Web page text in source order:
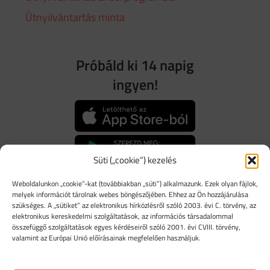
Süti („cookie”) kezelés
Weboldalunkon „cookie”-kat (továbbiakban „süti”) alkalmazunk. Ezek olyan fájlok,
melyek információt tárolnak webes böngészőjében. Ehhez az Ön hozzájárulása
szükséges. A „sütiket” az elektronikus hírközlésről szóló 2003. évi C. törvény, az
elektronikus kereskedelmi szolgáltatások, az információs társadalommal
összefüggő szolgáltatások egyes kérdéseiről szóló 2001. évi CVIII. törvény,
valamint az Európai Unió előírásainak megfelelően használjuk.
Útnyilvántartás minta
Próbáld ki 14 napig
ingyen!
KEZDD A WEBEN
ÚTNYILVÁNTARTÁS